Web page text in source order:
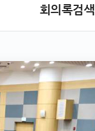
회의록검색